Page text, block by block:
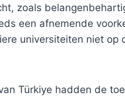
zoals
een afnemende
universiteiten niet op
Türkiye hadden de